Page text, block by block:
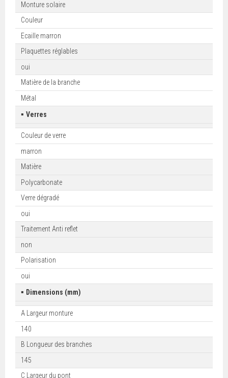
Monture solaire
Couleur
Ecaille marron
Plaquettes réglables
oui
Matière de la branche
Métal
▪Verres
Couleur de verre
marron
Matière
Polycarbonate
Verre dégradé
oui
Traitement Anti reflet
non
Polarisation
oui
▪ Dimensions (mm)
A Largeur monture
140
B Longueur des branches
145
C Largeur du pont